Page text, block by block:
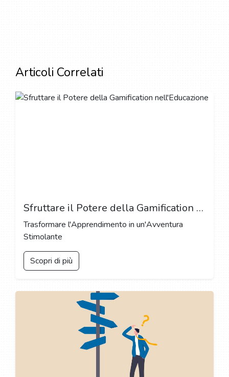
Articoli Correlati
Sfruttare il Potere della Gamification nell'Educazione
Trasformare l'Apprendimento in un'Avventura
Stimolante
Scopri di più